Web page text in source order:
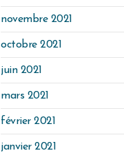
novembre 2021
octobre 2021
juin 2021
mars 2021
février 2021
janvier 2021